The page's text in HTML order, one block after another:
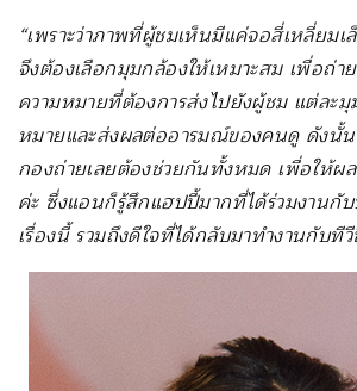
“เพราะว่าภาพที่ผู้ชมเห็นมีแค่จอสี่เหลี่ยม
จึงต้องเลือกมุมกล้องให้เหมาะสม เพื่อถ่
ความหมายที่ต้องการส่งไปยังผู้ชม แต่ละ
หมายและส่งผลต่ออารมณ์ของคนดู ดังนั้น
กองถ่ายเลยต้องช่วยกันทั้งหมด เพื่อให้
ค่ะ ซึ่งแอนก็รู้สึกแฮปปี้มากที่ได้ร่วมงานกั
เรื่องนี้ รวมถึงดีใจที่ได้กลับมาทำงานกับที